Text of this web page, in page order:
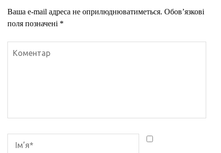
Ваша e-mail адреса не оприлюднюватиметься. Обов’язкові
поля позначені *